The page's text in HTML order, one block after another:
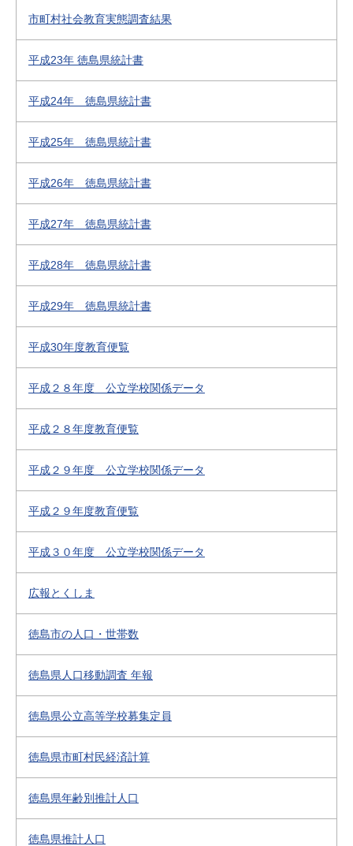
市町村社会教育実態調査結果
平成23年 徳島県統計書
平成24年 徳島県統計書
平成25年 徳島県統計書
平成26年 徳島県統計書
平成27年 徳島県統計書
平成28年 徳島県統計書
平成29年 徳島県統計書
平成30年度教育便覧
平成２８年度 公立学校関係データ
平成２８年度教育便覧
平成２９年度 公立学校関係データ
平成２９年度教育便覧
平成３０年度 公立学校関係データ
広報とくしま
徳島市の人口・世帯数
徳島県人口移動調査 年報
徳島県公立高等学校募集定員
徳島県市町村民経済計算
徳島県年齢別推計人口
徳島県推計人口